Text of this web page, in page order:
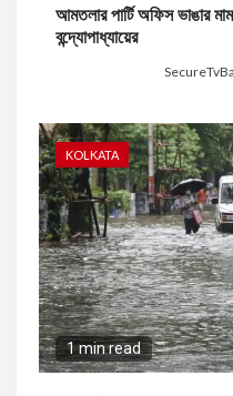
আমতলার পার্টি অফিস ভাঙার
বন্দ্যোপাধ্যায়ের
KOLKATA
1 min read